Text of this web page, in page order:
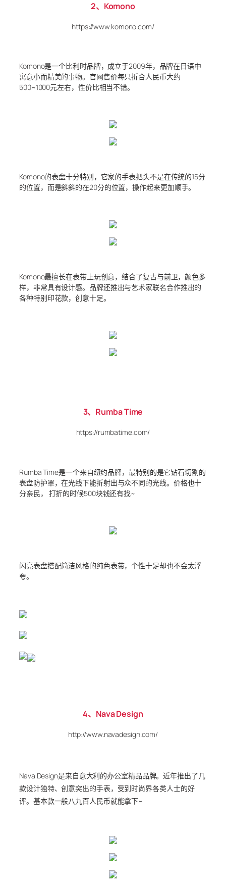
2、Komono
https://www.komono.com/
Komono是一个比利时品牌，成立于2009年，品牌在日语中
寓意小而精美的事物。官网售价每只折合人民币大约
500~1000元左右，性价比相当不错。
Komono的表盘十分特别，它家的手表把头不是在传统的15分
的位置，而是斜斜的在20分的位置，操作起来更加顺手。
Komono最擅长在表带上玩创意，结合了复古与前卫，颜色多
样，非常具有设计感。品牌还推出与艺术家联名合作推出的
各种特别印花款，创意十足。
3、Rumba Time
https://rumbatime.com/
Rumba Time是一个来自纽约品牌，最特别的是它钻石切割的
表盘防护罩，在光线下能折射出与众不同的光线。价格也十
分亲民， 打折的时候500块钱还有找~
闪亮表盘搭配简洁风格的纯色表带，个性十足却也不会太浮
夸。
4、Nava Design
http://www.navadesign.com/
Nava Design是来自意大利的办公室精品品牌。近年推出了几
款设计独特、创意突出的手表，受到时尚界各类人士的好
评。基本款一般八九百人民币就能拿下~